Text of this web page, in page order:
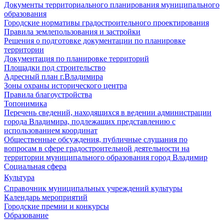
Документы территориального планирования муниципального
образования
Городские нормативы градостроительного проектирования
Правила землепользования и застройки
Решения о подготовке документации по планировке
территории
Документация по планировке территорий
Площадки под строительство
Адресный план г.Владимира
Зоны охраны исторического центра
Правила благоустройства
Топонимика
Перечень сведений, находящихся в ведении администрации
города Владимира, подлежащих представлению с
использованием координат
Общественные обсуждения, публичные слушания по
вопросам в сфере градостроительной деятельности на
территории муниципального образования город Владимир
Социальная сфера
Культура
Справочник муниципальных учреждений культуры
Календарь мероприятий
Городские премии и конкурсы
Образование